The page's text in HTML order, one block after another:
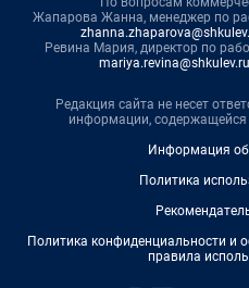
Жапарова Жанна, менеджер по
Ревина Мария, директор по
mariya.revina@shkulev.ru
Редакция сайта не несет
информации,
Информация об
Политика
Политика конфиденциальности и
правила